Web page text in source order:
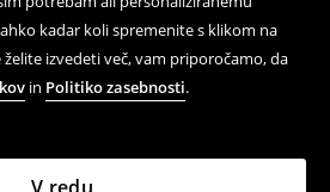
kadar koli spremenite s klikom na
izvedeti več, vam priporočamo, da
in Politiko zasebnosti.